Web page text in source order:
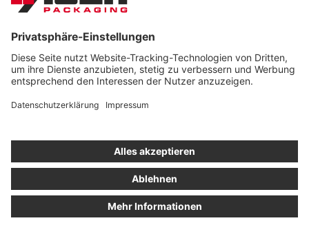
Sie kaufen momentan als Geschäftskunde ein. Im Privatkunden-
Shop verstehen sich alle Preise inkl. MwSt. und es gilt das
gesetzliche Rückgaberecht von 14 Tagen.
ALS PRIVATKUNDE BESTELLEN